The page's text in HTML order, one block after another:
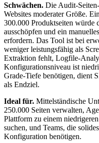
Schwächen. Die Audit-
Websites moderater Größe.
300.000 Produktseiten würde
ausschöpfen und ein
erfordern. Das Tool ist bei
weniger leistungsfähig als
Extraktion fehlt, Logfile-
Konfigurationsniveau ist
Grade-Tiefe benötigen, dient
als Endziel.
Ideal für. Mittelständische
250.000 Seiten verwalten,
Plattform zu einem
suchen, und Teams, die
Konfiguration benötigen.